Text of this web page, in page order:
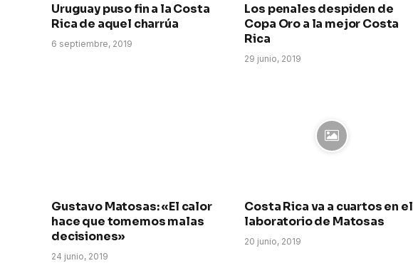
Uruguay puso fin a la Costa
Rica de aquel charrúa
6 septiembre, 2019
Los penales despiden de
Copa Oro a la mejor Costa
Rica
29 junio, 2019
Gustavo Matosas: «El calor
hace que tomemos malas
decisiones»
24 junio, 2019
Costa Rica va a cuartos en el
laboratorio de Matosas
20 junio, 2019